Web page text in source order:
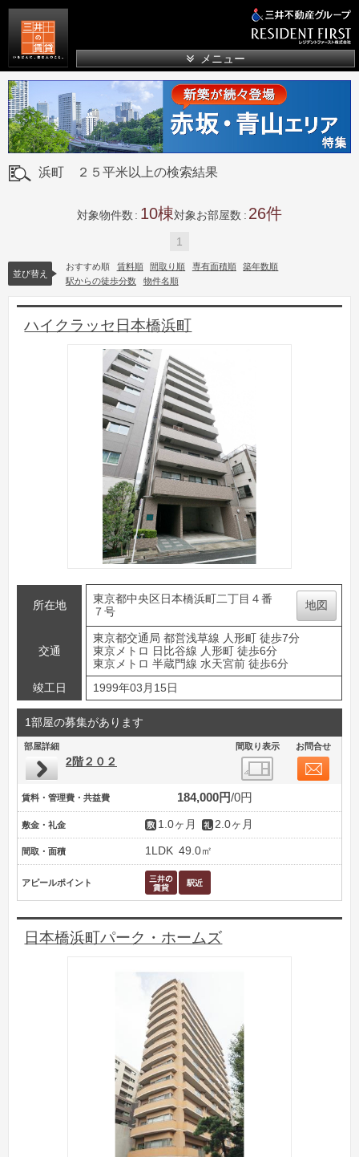
メニュー
浜町 ２５平米以上の検索結果
対象物件数 10 対象お部屋数 26
1
並び替え
おすすめ順 賃料順 間取り順 専有面積順
築年数順
駅からの徒歩分数
物件名順
ハイクラッセ日本橋浜町
所在地
東京都中央区日本橋浜町二丁目４番
７号
地図
交通
東京都交通局 都営浅草線 人形町 徒歩7分
東京メトロ 日比谷線 人形町 徒歩6分
東京メトロ 半蔵門線 水天宮前 徒歩6分
竣工日
1999年03月15日
1部屋の募集があります
部屋詳細 間取り表示 お問合せ
2階２０２
賃料・管理費・共益費 184,000円 0円
敷金・礼金 1.0ヶ月 2.0ヶ月
間取・面積 1LDK 49.0㎡
アピールポイント
日本橋浜町パーク・ホームズ